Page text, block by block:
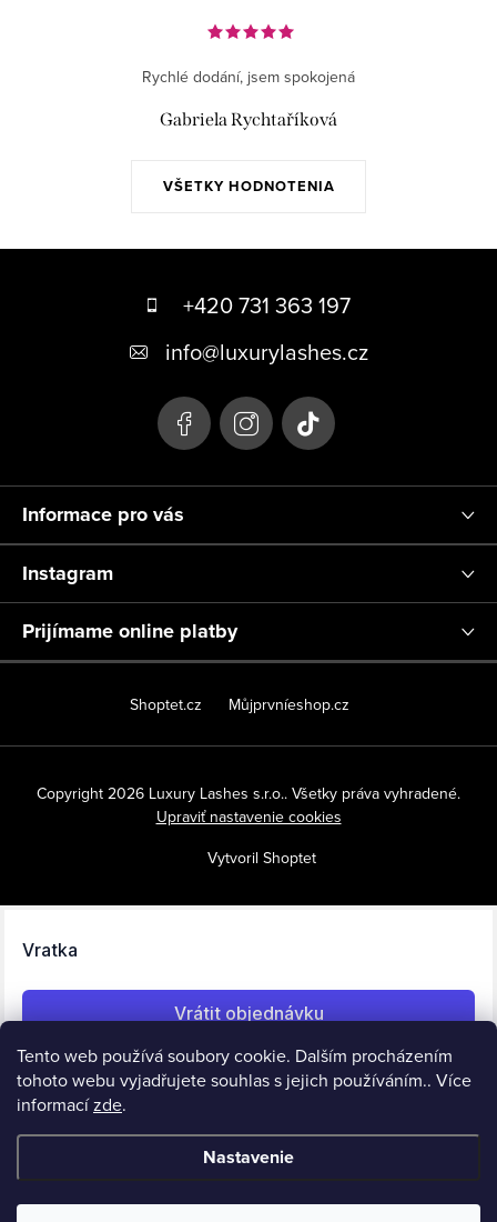
Tento web používá soubory cookie. Dalším procházením
tohoto webu vyjadřujete souhlas s jejich používáním.. Více
informacízde.
Nastavenie
VŠETKY HODNOTENIA
Rychlé dodání, jsem spokojená
Gabriela Rychtaříková
e
+420 731 363 197
info@luxurylashes.cz
Informace pro vás
Instagram
Prijímame online platby
Shoptet.cz Můjprvníeshop.cz
Vytvoril Shoptet
Copyright 2026 Luxury Lashes s.r.o.. Všetky práva vyhradené.
Upraviť nastavenie cookies